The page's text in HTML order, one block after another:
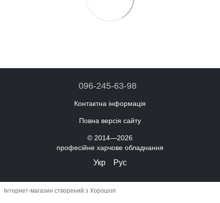
096-245-63-98
Контактна інформація
Повна версія сайту
© 2014—2026
професійне харчове обладнання
Укр Рус
Інтернет-магазин створений з Хорошоп